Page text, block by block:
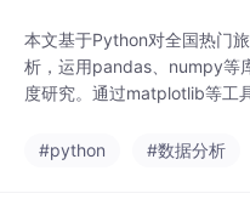
本文基于Python对全国热门
析，运用pandas、numpy等
度研究。通过matplotlib等工
游企业和政府部门提供了决
#python #数据分析